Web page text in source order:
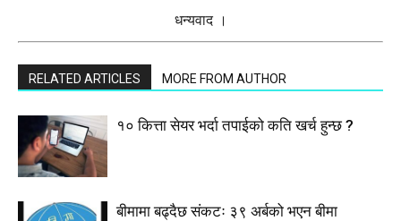
धन्यवाद ।
RELATED ARTICLES MORE FROM AUTHOR
१० कित्ता सेयर भर्दा तपाईको कति खर्च हुन्छ ?
बीमामा बढ्दैछ संकटः ३९ अर्बको भएन बीमा